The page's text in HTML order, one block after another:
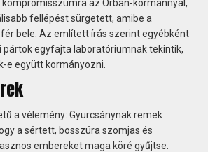
az Orbán-kormánnyal,
fellépést sürgetett, amibe a
bele. Az említett írás szerint egyébként
pártok egyfajta laboratóriumnak tekintik,
e együtt kormányozni.
a vélemény: Gyurcsánynak remek
a sértett, bosszúra szomjas és
embereket maga köré gyűjtse.